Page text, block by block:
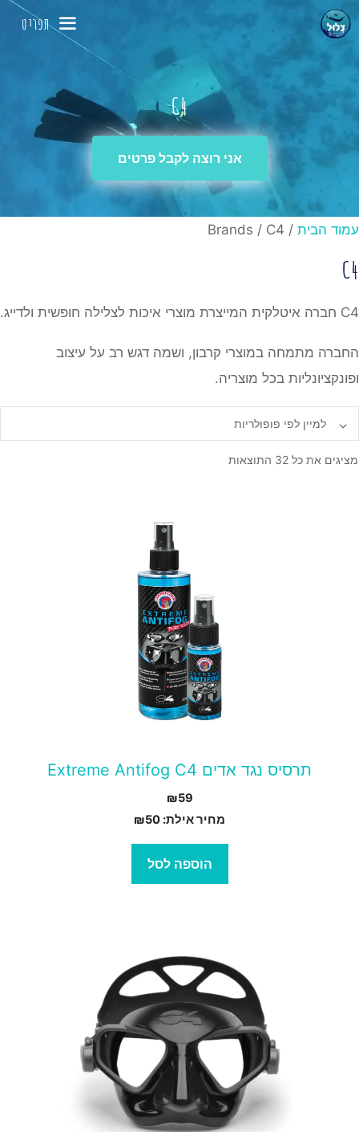
לדלג
לתוכן
תפריט
C4
אני רוצה לקבל פרטים
עמוד הבית / Brands / C4
C4
C4 חברה איטלקית המייצרת מוצרי איכות לצלילה חופשית ולדייג.
החברה מתמחה במוצרי קרבון, ושמה דגש רב על עיצוב
ופונקציונליות בכל מוצריה.
מציגים את כל ⁦32⁩ התוצאות
ממוין
תרסיס נגד אדים Extreme Antifog C4
₪59
מחיר אילת:
₪50
הוספה לסל